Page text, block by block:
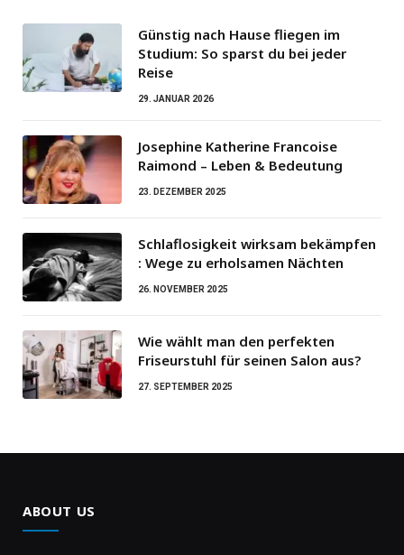
Günstig nach Hause fliegen im
Studium: So sparst du bei jeder
Reise
29. JANUAR 2026
Josephine Katherine Francoise
Raimond – Leben & Bedeutung
23. DEZEMBER 2025
Schlaflosigkeit wirksam bekämpfen
: Wege zu erholsamen Nächten
26. NOVEMBER 2025
Wie wählt man den perfekten
Friseurstuhl für seinen Salon aus?
27. SEPTEMBER 2025
ABOUT US